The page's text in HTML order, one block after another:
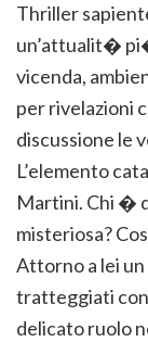
Thriller
un’attualit�
vicenda,
per rivelazioni
discussione le
L’elemento
Martini. Chi �
misteriosa?
Attorno a lei
tratteggiati
delicato ruolo